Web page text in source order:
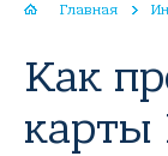
Главная
Как
карты